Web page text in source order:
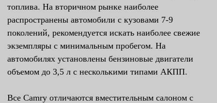
топлива. На вторичном рынке наиболее
распространены автомобили с кузовами 7-9
поколений, рекомендуется искать наиболее свежие
экземпляры с минимальным пробегом. На
автомобилях установлены бензиновые двигатели
объемом до 3,5 л с несколькими типами АКПП.
Все Camry отличаются вместительным салоном с